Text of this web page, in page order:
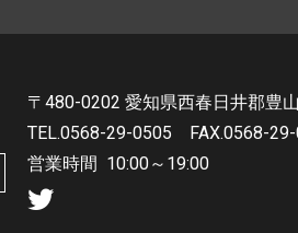
〒480-0202 愛知県西春日井郡豊
TEL.0568-29-0505
FAX.0568-
営業時間 10:00～19:00